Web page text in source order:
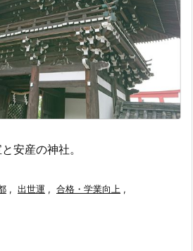
安産の神社。
, 出世運 , 合格・学業向上 ,